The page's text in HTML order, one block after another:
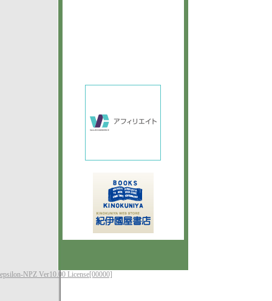
epsilon-NPZ Ver10.00 License[00000]